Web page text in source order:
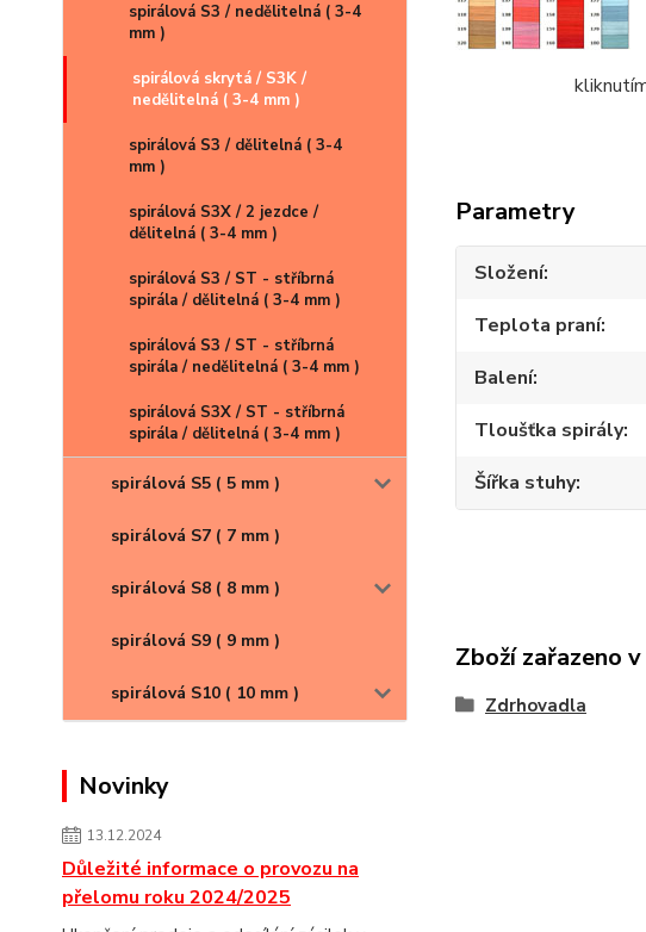
spirálová S3 / nedělitelná ( 3-4
mm )
spirálová skrytá / S3K /
nedělitelná ( 3-4 mm )
spirálová S3 / dělitelná ( 3-4
mm )
spirálová S3X / 2 jezdce /
dělitelná ( 3-4 mm )
spirálová S3 / ST - stříbrná
spirála / dělitelná ( 3-4 mm )
spirálová S3 / ST - stříbrná
spirála / nedělitelná ( 3-4 mm )
spirálová S3X / ST - stříbrná
spirála / dělitelná ( 3-4 mm )
spirálová S5 ( 5 mm )
spirálová S7 ( 7 mm )
spirálová S8 ( 8 mm )
spirálová S9 ( 9 mm )
spirálová S10 ( 10 mm )
Novinky
13.12.2024
Důležité informace o provozu na
přelomu roku 2024/2025
kliknutím na
Parametry
Složení
Teplota praní
Balení
Tloušťka spirály
Šířka stuhy
Zboží zařazeno
Zdrhovadla